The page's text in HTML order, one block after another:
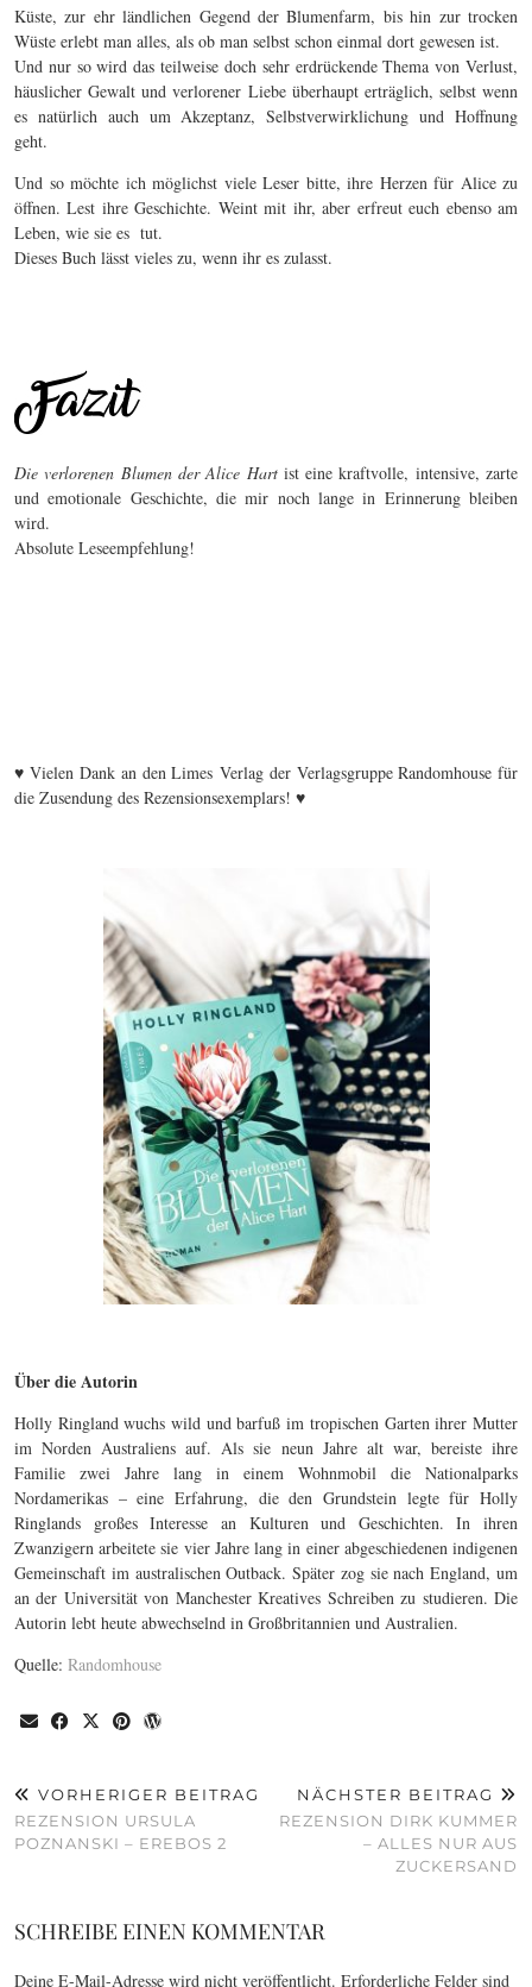
Küste, zur ehr ländlichen Gegend der Blumenfarm, bis hin zur trocken
Wüste erlebt man alles, als ob man selbst schon einmal dort gewesen ist.
Und nur so wird das teilweise doch sehr erdrückende Thema von Verlust,
häuslicher Gewalt und verlorener Liebe überhaupt erträglich, selbst wenn
es natürlich auch um Akzeptanz, Selbstverwirklichung und Hoffnung
geht.
Und so möchte ich möglichst viele Leser bitte, ihre Herzen für Alice zu
öffnen. Lest ihre Geschichte. Weint mit ihr, aber erfreut euch ebenso am
Leben, wie sie es tut.
Dieses Buch lässt vieles zu, wenn ihr es zulasst.
Die verlorenen Blumen der Alice Hartist eine kraftvolle, intensive, zarte
und emotionale Geschichte, die mir noch lange in Erinnerung bleiben
wird.
Absolute Leseempfehlung!
♥ Vielen Dank an den Limes Verlag der Verlagsgruppe Randomhouse für
die Zusendung des Rezensionsexemplars! ♥
Über die Autorin
Holly Ringland wuchs wild und barfuß im tropischen Garten ihrer Mutter
im Norden Australiens auf. Als sie neun Jahre alt war, bereiste ihre
Familie zwei Jahre lang in einem Wohnmobil die Nationalparks
Nordamerikas – eine Erfahrung, die den Grundstein legte für Holly
Ringlands großes Interesse an Kulturen und Geschichten. In ihren
Zwanzigern arbeitete sie vier Jahre lang in einer abgeschiedenen indigenen
Gemeinschaft im australischen Outback. Später zog sie nach England, um
an der Universität von Manchester Kreatives Schreiben zu studieren. Die
Autorin lebt heute abwechselnd in Großbritannien und Australien.
Quelle: Randomhouse
VORHERIGER BEITRAG
REZENSION URSULA
POZNANSKI – EREBOS 2
NÄCHSTER BEITRAG
REZENSION DIRK KUMMER
– ALLES NUR AUS
ZUCKERSAND
SCHREIBE EINEN KOMMENTAR
Deine E-Mail-Adresse wird nicht veröffentlicht. Erforderliche Felder sind